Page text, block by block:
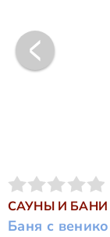
САУНЫ И БАНИ
Баня с